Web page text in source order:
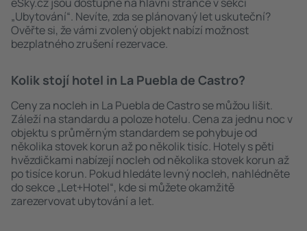
„Ubytování“. Nevíte, zda se plánovaný let uskuteční?
Ověřte si, že vámi zvolený objekt nabízí možnost
bezplatného zrušení rezervace.
Kolik stojí hotel in La Puebla de Castro?
Ceny za nocleh in La Puebla de Castro se můžou lišit.
Záleží na standardu a poloze hotelu. Cena za jednu noc v
objektu s průměrným standardem se pohybuje od
několika stovek korun až po několik tisíc. Hotely s pěti
hvězdičkami nabízejí nocleh od několika stovek korun až
po tisíce korun. Pokud hledáte levný nocleh, nahlédněte
do sekce „Let+Hotel“, kde si můžete okamžitě
zarezervovat ubytování a let.